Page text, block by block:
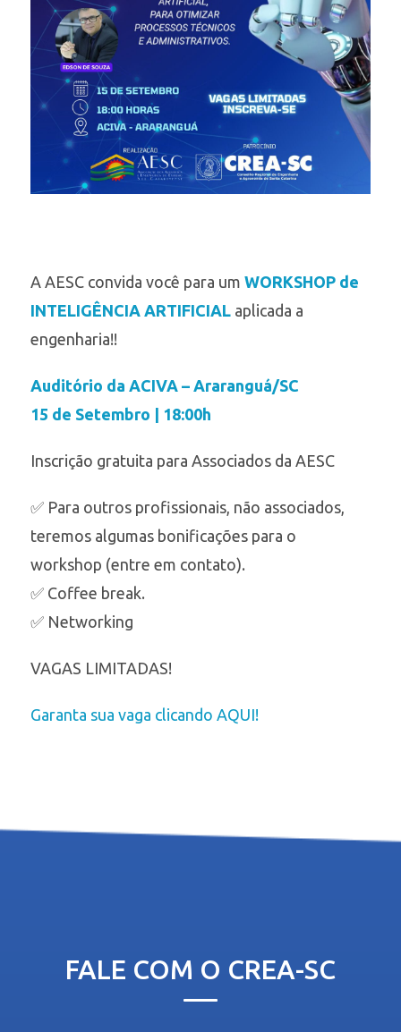
A AESC convida você para um WORKSHOP de
INTELIGÊNCIA ARTIFICIALaplicada a
engenharia!!
Auditório da ACIVA – Araranguá/SC
15 de Setembro | 18:00h
Inscrição gratuita para Associados da AESC
✅ Para outros profissionais, não associados,
teremos algumas bonificações para o
workshop (entre em contato).
✅ Coffee break.
✅ Networking
VAGAS LIMITADAS!
Garanta sua vaga clicando AQUI!
FALE COM O CREA-SC